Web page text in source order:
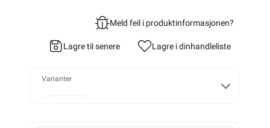
Meld feil i produktinformasjonen?
Lagre til senere Lagre i dinhandleliste
Varianter